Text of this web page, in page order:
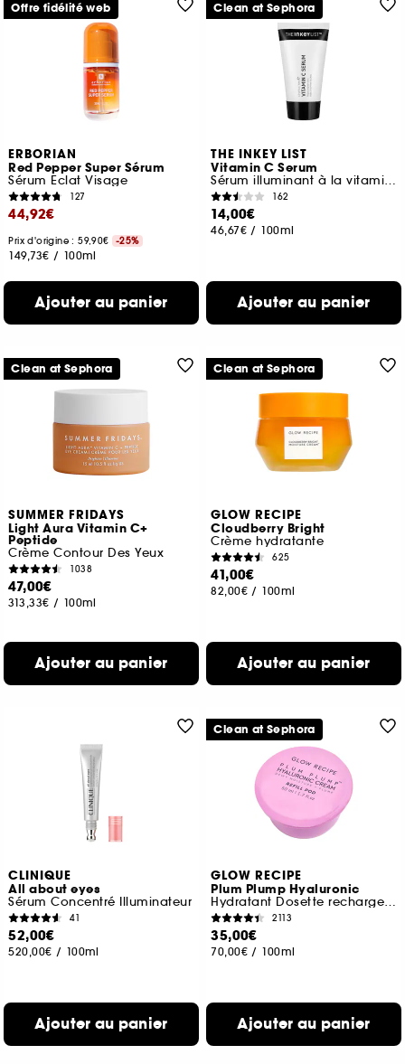
ERBORIAN
Red Pepper Super Sérum
Sérum Eclat Visage
127
44,92€
Prix d'origine : 59,90€ -25%
149,73€ / 100ml
Ajouter au panier
Offre fidélité web
THE INKEY LIST
Vitamin C Serum
Sérum illuminant à la vitamine C
162
14,00€
46,67€ / 100ml
Ajouter au panier
Clean at Sephora
SUMMER FRIDAYS
Light Aura Vitamin C+
Peptide
Crème Contour Des Yeux
1038
47,00€
313,33€ / 100ml
Ajouter au panier
Clean at Sephora
GLOW RECIPE
Cloudberry Bright
Crème hydratante
625
41,00€
82,00€ / 100ml
Ajouter au panier
Clean at Sephora
CLINIQUE
All about eyes
Sérum Concentré Illuminateur
41
52,00€
520,00€ / 100ml
Ajouter au panier
GLOW RECIPE
Plum Plump Hyaluronic
Hydratant Dosette rechargeable
2113
35,00€
70,00€ / 100ml
Ajouter au panier
Clean at Sephora